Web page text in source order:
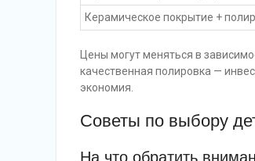
Керамическое покрытие +
Цены могут меняться в
качественная полировка —
экономия.
Советы по выбору
На что обратить